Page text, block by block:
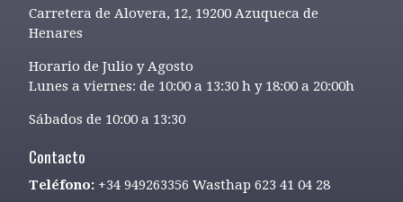
Carretera de Alovera, 12, 19200 Azuqueca de
Henares
Horario de Julio y Agosto
Lunes a viernes: de 10:00 a 13:30 h y 18:00 a 20:00h
Sábados de 10:00 a 13:30
Contacto
Teléfono: +34 949263356 Wasthap 623 41 04 28